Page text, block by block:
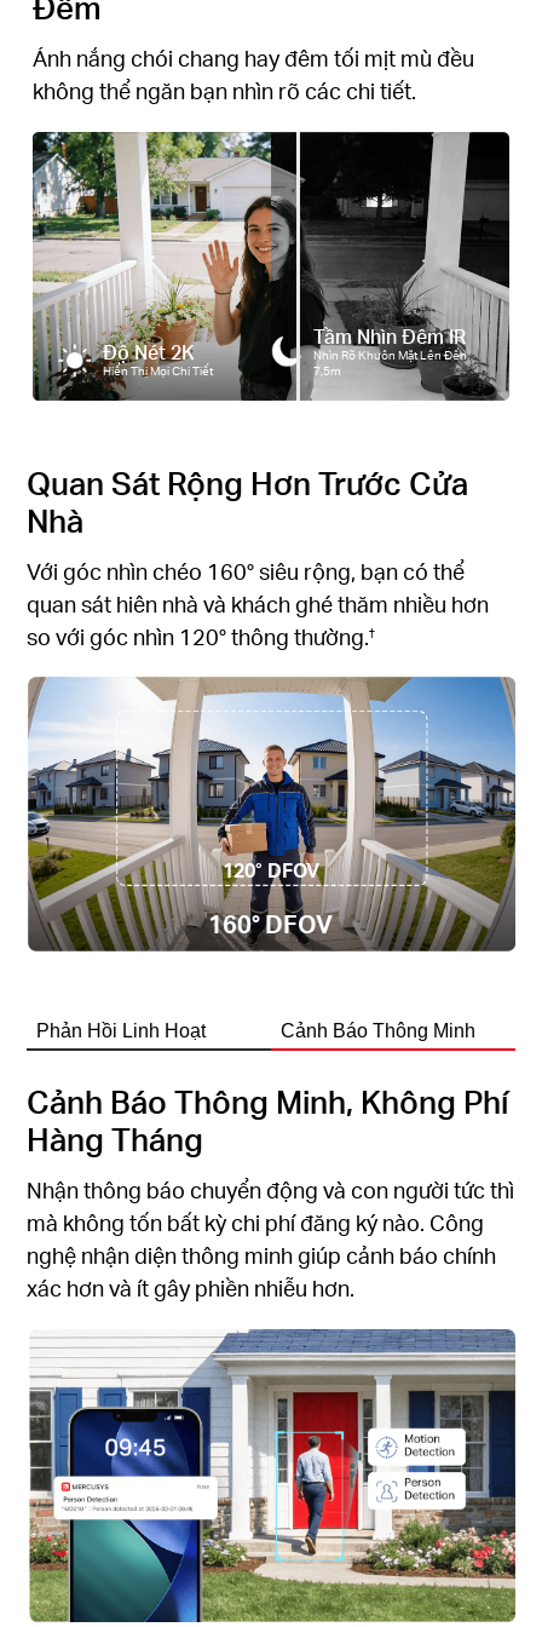
Ánh nắng chói chang hay đêm tối mịt mù đều
không thể ngăn bạn nhìn rõ các chi tiết.
Độ Nét 2K
Hiển Thị Mọi Chi Tiết
Tầm Nhìn Đêm IR
Nhìn Rõ Khuôn Mặt Lên Đến
7,5m
Quan Sát Rộng Hơn Trước Cửa
Nhà
Với góc nhìn chéo 160° siêu rộng, bạn có thể
quan sát hiên nhà và khách ghé thăm nhiều hơn
so với góc nhìn 120° thông thường.†
120° DFOV
160° DFOV
Phản Hồi Linh Hoạt Cảnh Báo Thông Minh
Cảnh Báo Thông Minh, Không Phí
Hàng Tháng
Nhận thông báo chuyển động và con người tức thì
mà không tốn bất kỳ chi phí đăng ký nào. Công
nghệ nhận diện thông minh giúp cảnh báo chính
xác hơn và ít gây phiền nhiễu hơn.